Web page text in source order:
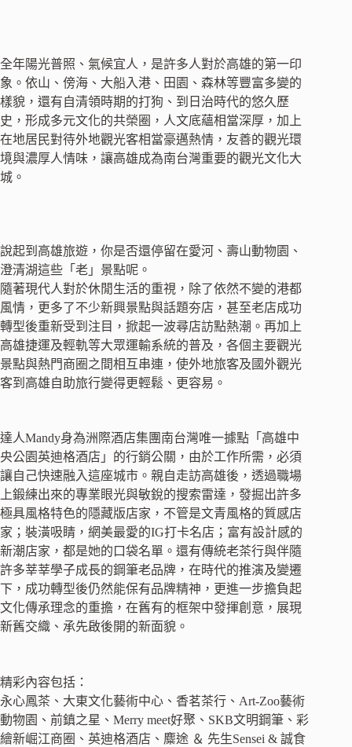
全年陽光普照、氣候宜人，是許多人對於高雄的第一印
象。依山、傍海、大船入港、田園、森林等豐富多變的
樣貌，還有自清領時期的打狗、到日治時代的悠久歷
史，形成多元文化的共榮圈，人文底蘊相當深厚，加上
在地居民對待外地觀光客相當豪邁熱情，友善的觀光環
境與濃厚人情味，讓高雄成為南台灣重要的觀光文化大
城。
說起到高雄旅遊，你是否還停留在愛河、壽山動物園、
澄清湖這些「老」景點呢。
隨著現代人對於休閒生活的重視，除了依然不變的港都
風情，更多了不少新興景點與話題夯店，甚至老店成功
轉型後重新受到注目，掀起一波尋店訪點熱潮。再加上
高雄捷運及輕軌等大眾運輸系統的普及，各個主要觀光
景點與熱門商圈之間相互串連，使外地旅客及國外觀光
客到高雄自助旅行變得更輕鬆、更容易。
達人Mandy身為洲際酒店集團南台灣唯一據點「高雄中
央公園英迪格酒店」的行銷公關，由於工作所需，必須
讓自己快速融入這座城市。親自走訪高雄後，透過職場
上鍛練出來的專業眼光與敏銳的搜索雷達，發掘出許多
極具風格特色的隱藏版店家，不管是文青風格的質感店
家；裝潢吸睛，網美最愛的IG打卡名店；富有設計感的
新潮店家，都是她的口袋名單。還有傳統老茶行與伴隨
許多莘莘學子成長的鋼筆老品牌，在時代的推演及變遷
下，成功轉型後仍然能保有品牌精神，更進一步擔負起
文化傳承理念的重擔，在舊有的框架中發揮創意，展現
新舊交織、承先啟後開的新面貌。
精彩內容包括：
永心鳳茶、大東文化藝術中心、香茗茶行、Art-Zoo藝術
動物園、前鎮之星、Merry meet好聚、SKB文明鋼筆、彩
繪新崛江商圈、英迪格酒店、麋途 ＆ 先生Sensei & 誠食